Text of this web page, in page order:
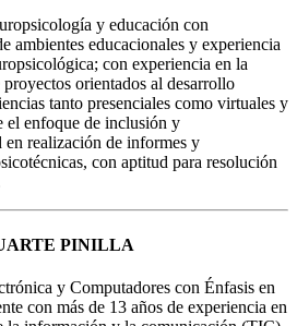
y educación con
ambientes educacionales y experiencia
con experiencia en la
orientados al desarrollo
tanto presenciales como virtuales y
el enfoque de inclusión y
realización de informes y
con aptitud para resolución
PINILLA
y Computadores con Énfasis en
con más de 13 años de experiencia en